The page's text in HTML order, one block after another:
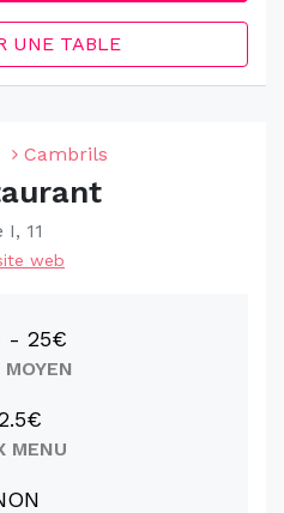
UNE TABLE
Cambrils
11
web
- 25€
MOYEN
MENU